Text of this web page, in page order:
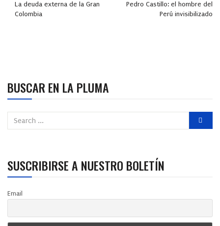
La deuda externa de la Gran
Colombia
Pedro Castillo: el hombre del
Perú invisibilizado
BUSCAR EN LA PLUMA
SUSCRIBIRSE A NUESTRO BOLETÍN
Email